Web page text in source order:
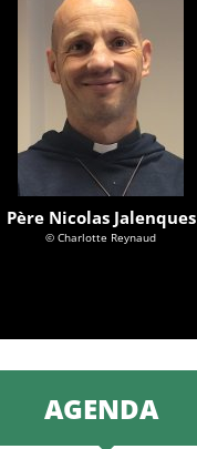
Père Nicolas Jalenques
© Charlotte Reynaud
AGENDA